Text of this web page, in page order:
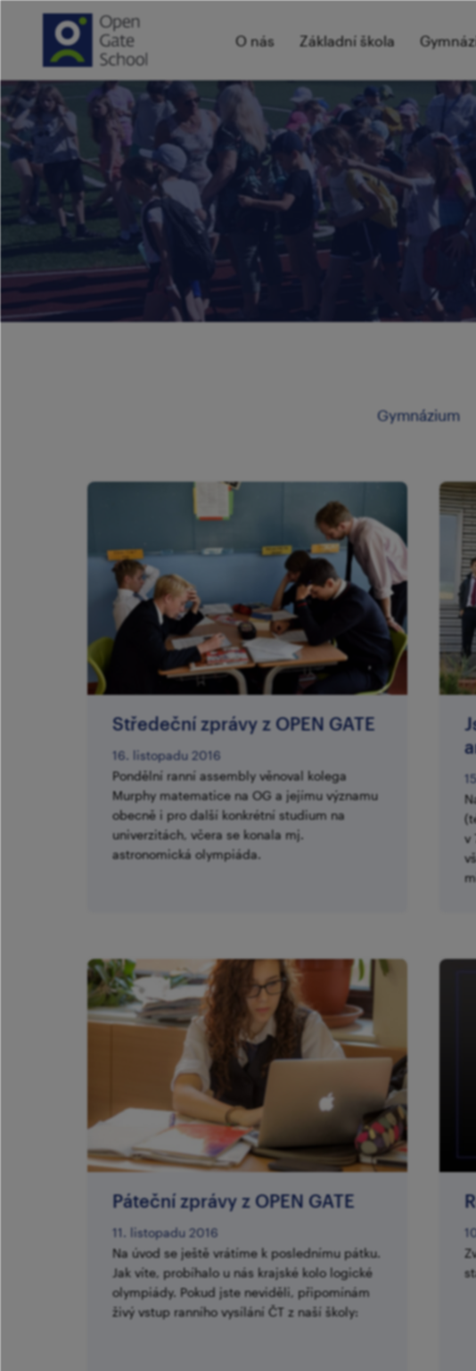
O nás Základní škola
Gymnázium
Středeční zprávy z OPEN GATE
16. listopadu 2016
Pondělní ranní assembly věnoval kolega
Murphy matematice na OG a jejímu významu
obecně i pro další konkrétní studium na
univerzitách, včera se konala mj.
astronomická olympiáda.
v
Páteční zprávy z OPEN GATE
11. listopadu 2016
Na úvod se ještě vrátíme k poslednímu pátku.
Jak víte, probíhalo u nás krajské kolo logické
olympiády. Pokud jste neviděli, připomínám
živý vstup ranního vysílání ČT z naší školy: